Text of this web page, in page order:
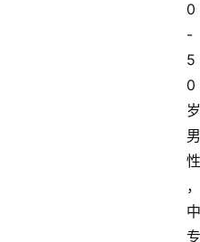
0
-
5
0
岁
男
性
，
中
专